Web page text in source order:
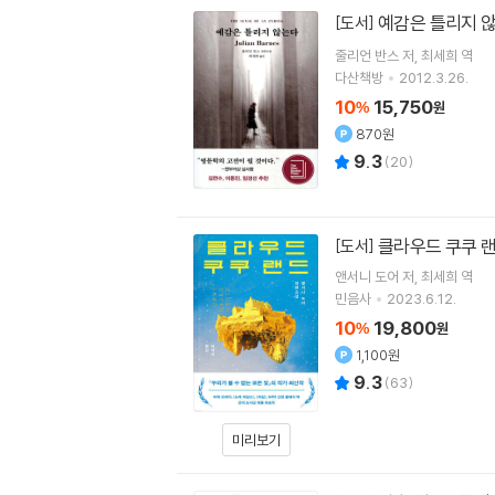
[도서] 예감은 틀리지
줄리언 반스 저 최세희 역
다산책방
2012.3.26.
10% 15,750원
870원
9.3(20)
미리보기
[도서] 클라우드 쿠쿠
앤서니 도어 저 최세희 역
민음사
2023.6.12.
10% 19,800원
1,100원
9.3(63)